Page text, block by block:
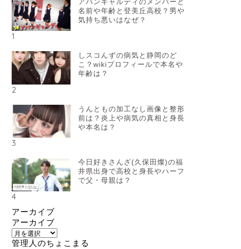
1
アバンギャルディのメンバーと
名前や年齢と登美丘高校？男や
気持ち悪いはなぜ？
2
しスコんずの病気と静岡のど
こ？wikiプロフィールで本名や
年齢は？
3
うんともの加工なし画像と整形
前は？炎上や病気の真相と身長
や本名は？
4
今日好きさんざ(久保田燦)の福
井県出身で高校と身長やハーフ
で父・母親は？
アーカイブ
アーカイブ
管理人のちょこまる